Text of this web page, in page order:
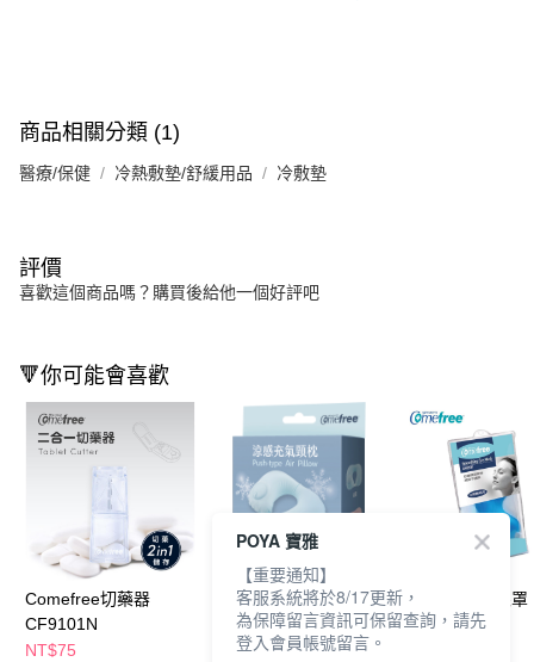
商品相關分類 (1)
醫療/保健 冷熱敷墊/舒緩用品 冷敷墊
評價
喜歡這個商品嗎？購買後給他一個好評吧
🔻你可能會喜歡
Comefree切藥器
CF9101N
NT$75
Comefree涼感充氣頸
枕-淡粉
NT$175
Comefree舒眼罩
CF9911
POYA 寶雅
【重要通知】
客服系統將於8/17更新，
為保障留言資訊可保留查詢，請先
登入會員帳號留言。